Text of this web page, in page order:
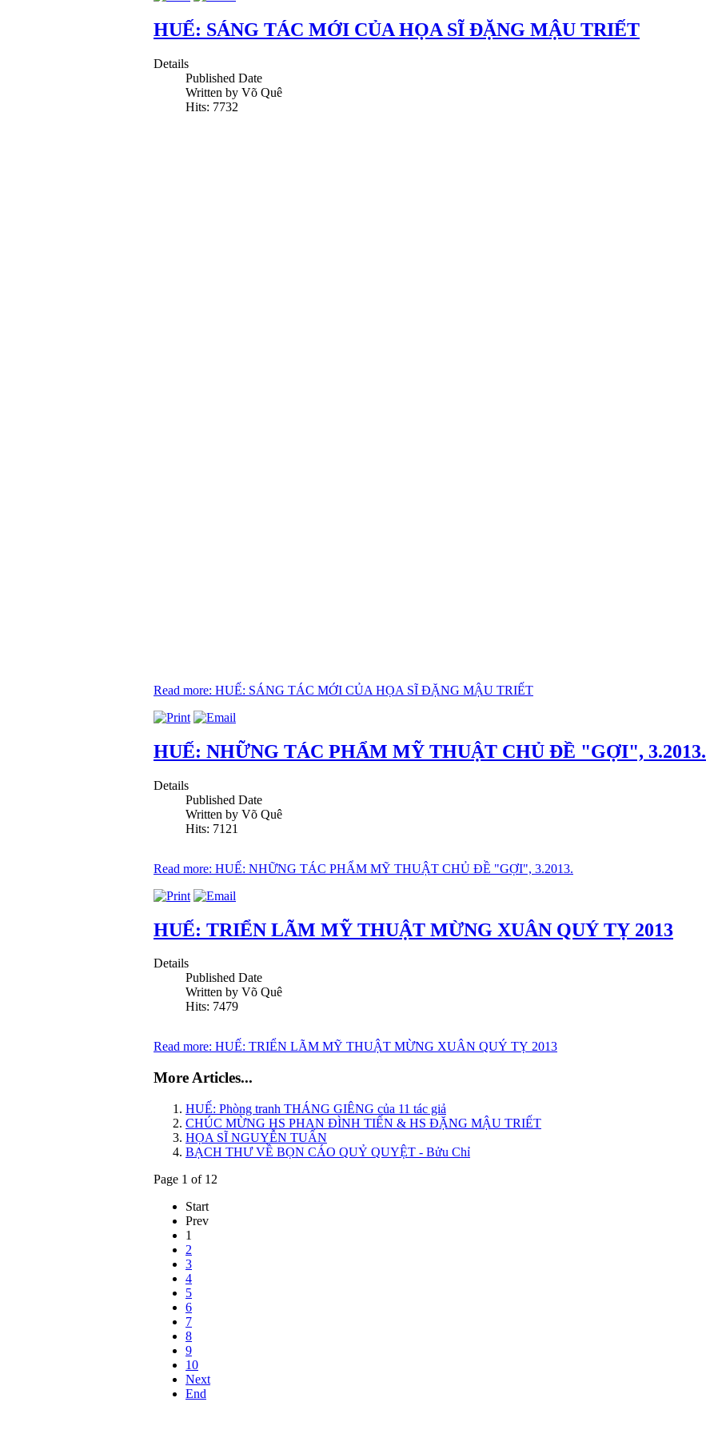
HUẾ: SÁNG TÁC MỚI CỦA HỌA SĨ ĐẶNG MẬU TRIẾT
Details
Published Date
Written by Võ Quê
Hits: 7732
Read more: HUẾ: SÁNG TÁC MỚI CỦA HỌA SĨ ĐẶNG MẬU TRIẾT
HUẾ: NHỮNG TÁC PHẨM MỸ THUẬT CHỦ ĐỀ "GỢI", 3.2013.
Details
Published Date
Written by Võ Quê
Hits: 7121
Read more: HUẾ: NHỮNG TÁC PHẨM MỸ THUẬT CHỦ ĐỀ "GỢI", 3.2013.
HUẾ: TRIỂN LÃM MỸ THUẬT MỪNG XUÂN QUÝ TỴ 2013
Details
Published Date
Written by Võ Quê
Hits: 7479
Read more: HUẾ: TRIỂN LÃM MỸ THUẬT MỪNG XUÂN QUÝ TỴ 2013
More Articles...
HUẾ: Phòng tranh THÁNG GIÊNG của 11 tác giả
CHÚC MỪNG HS PHAN ĐÌNH TIẾN & HS ĐẶNG MẬU TRIẾT
HỌA SĨ NGUYỄN TUẤN
BẠCH THƯ VỀ BỌN CÁO QUỶ QUYỆT - Bửu Chỉ
Page 1 of 12
Start
Prev
1
2
3
4
5
6
7
8
9
10
Next
End